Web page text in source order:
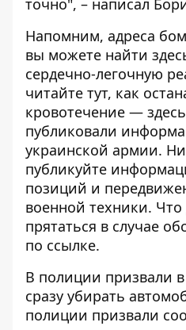
точно", – написал
Напомним, адреса
вы можете найти
сердечно-легочную
читайте тут, как
кровотечение — здесь
публиковали
украинской армии.
публикуйте
позиций и
военной техники. Что
прятаться в случае
по ссылке.
В полиции призвали
сразу убирать
полиции призвали